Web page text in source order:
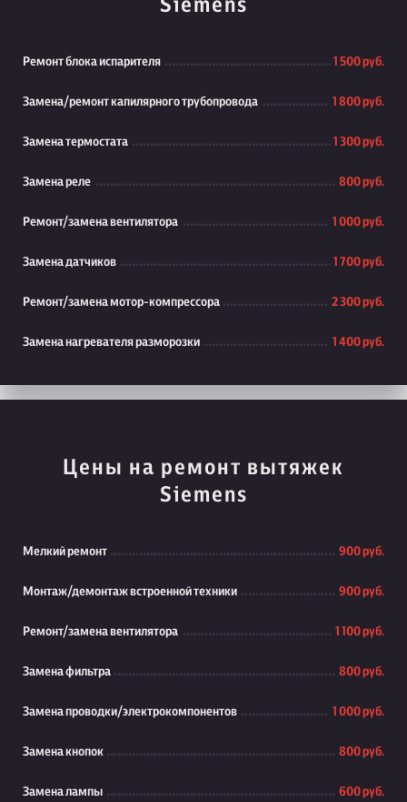
Siemens
Ремонт блока испарителя 1 500 руб.
Замена/ремонт капилярного трубопровода 1 800 руб.
Замена термостата 1 300 руб.
Замена реле 800 руб.
Ремонт/замена вентилятора 1 000 руб.
Замена датчиков 1 700 руб.
Ремонт/замена мотор-компрессора 2 300 руб.
Замена нагревателя разморозки 1 400 руб.
Цены на ремонт вытяжек
Siemens
Мелкий ремонт 900 руб.
Монтаж/демонтаж встроенной техники 900 руб.
Ремонт/замена вентилятора 1 100 руб.
Замена фильтра 800 руб.
Замена проводки/электрокомпонентов 1 000 руб.
Замена кнопок 800 руб.
Замена лампы 600 руб.